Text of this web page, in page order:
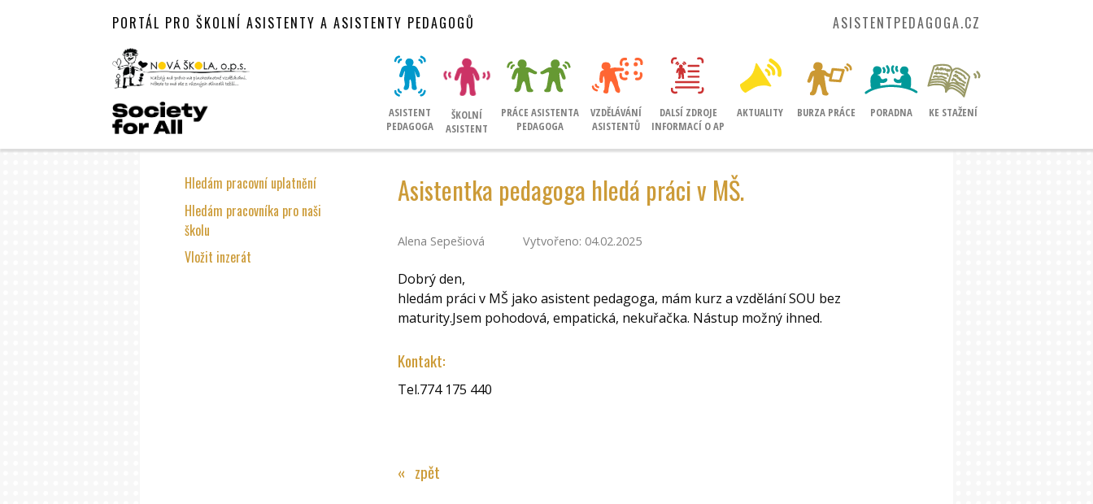
PORTÁL PRO ŠKOLNÍ ASISTENTY A ASISTENTY PEDAGOGŮ ASISTENTPEDAGOGA.CZ
ASISTENT
PEDAGOGA
ŠKOLNÍ
ASISTENT
PRÁCE ASISTENTA
PEDAGOGA
VZDĚLÁVÁNÍ
ASISTENTŮ
DALSÍ ZDROJE
INFORMACÍ O AP
AKTUALITY BURZA PRÁCE PORADNA KE STAŽENÍ
Hledám pracovní uplatnění
Hledám pracovníka pro naši
školu
Vložit inzerát
Asistentka pedagoga hledá práci v MŠ.
Alena Sepešiová Vytvořeno: 04.02.2025
Dobrý den,
hledám práci v MŠ jako asistent pedagoga, mám kurz a vzdělání SOU bez
maturity.Jsem pohodová, empatická, nekuřačka. Nástup možný ihned.
Kontakt:
Tel.774 175 440
« zpět